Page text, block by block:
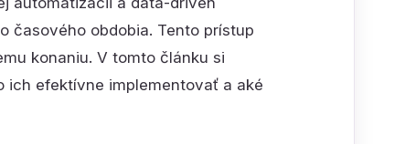
časového obdobia. Tento prístup
konaniu. V tomto článku si
ich efektívne implementovať a aké